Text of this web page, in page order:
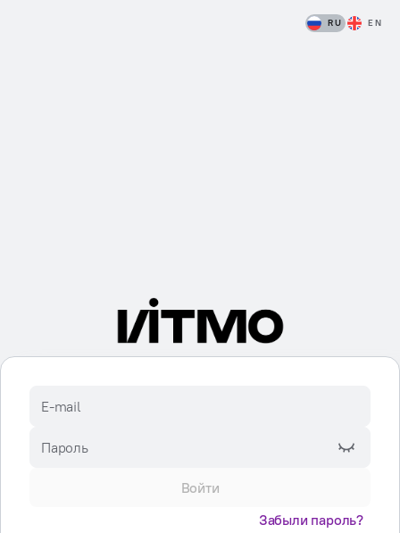
RU EN
E-mail
Пароль
Войти
Забыли пароль?